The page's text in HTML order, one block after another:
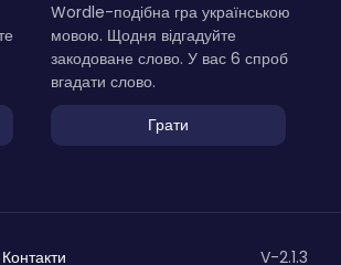
Wordle-подібна гра українською
мовою. Щодня відгадуйте
закодоване слово. У вас 6 спроб
вгадати слово.
Грати
Контакти V-2.1.3